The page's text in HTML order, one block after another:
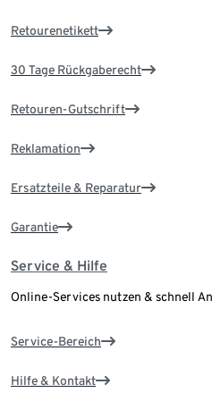
Retourenetikett
30 Tage Rückgaberecht
Retouren-Gutschrift
Reklamation
Ersatzteile & Reparatur
Garantie
Service & Hilfe
Online-Services nutzen & schnell
Service-Bereich
Hilfe & Kontakt